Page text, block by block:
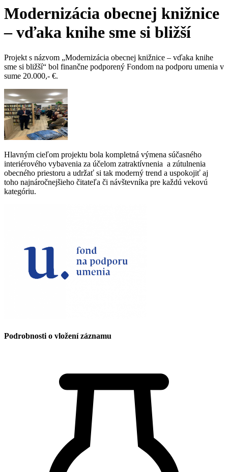
Modernizácia obecnej knižnice
– vďaka knihe sme si bližší
Projekt s názvom „Modernizácia obecnej knižnice – vďaka knihe
sme si bližší“ bol finančne podporený Fondom na podporu umenia v
sume 20.000,- €.
Hlavným cieľom projektu bola kompletná výmena súčasného
interiérového vybavenia za účelom zatraktívnenia a zútulnenia
obecného priestoru a udržať si tak moderný trend a uspokojiť aj
toho najnáročnejšieho čitateľa či návštevníka pre každú vekovú
kategóriu.
Podrobnosti o vložení záznamu